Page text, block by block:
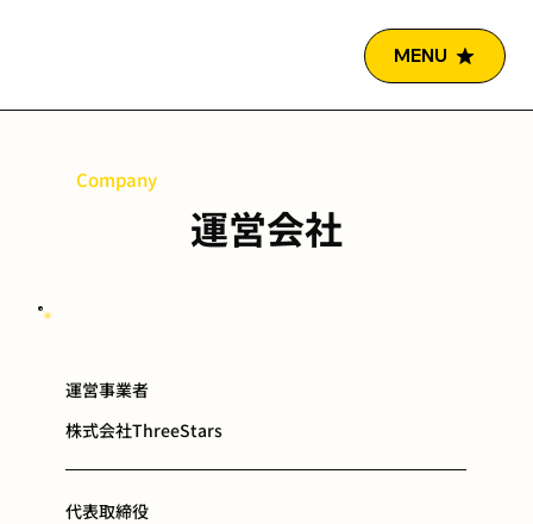
MENU
Company
運営会社
運営事業者
​株式会社ThreeStars
代表取締役